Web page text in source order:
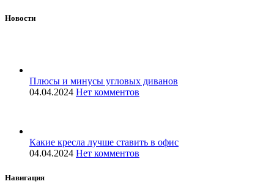
Новости
Плюсы и минусы угловых диванов
04.04.2024 Нет комментов
Какие кресла лучше ставить в офис
04.04.2024 Нет комментов
Навигация